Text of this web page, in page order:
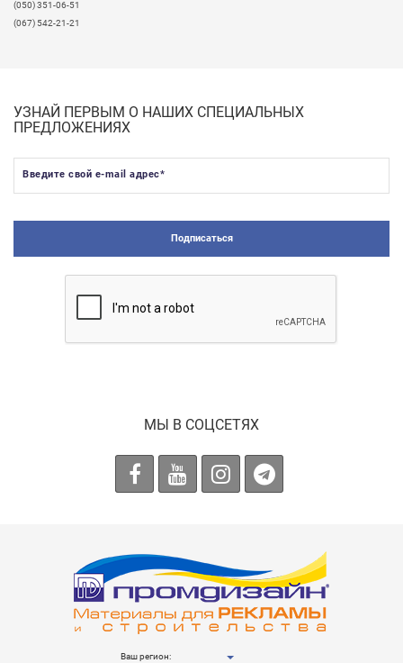
(050) 351-06-51
(067) 542-21-21
УЗНАЙ ПЕРВЫМ О НАШИХ СПЕЦИАЛЬНЫХ
ПРЕДЛОЖЕНИЯХ
Введите свой e-mail адрес*
Подписаться
МЫ В СОЦСЕТЯХ
Ваш регион: